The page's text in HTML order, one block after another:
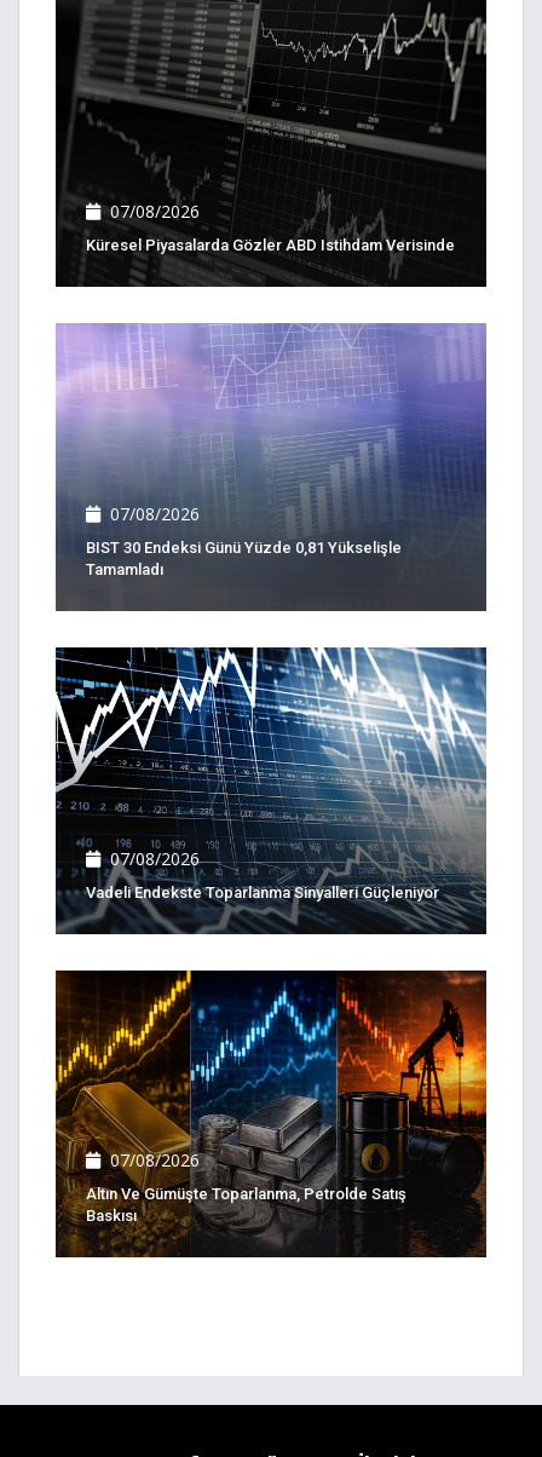
07/08/2026
Küresel Piyasalarda Gözler ABD Istihdam Verisinde
07/08/2026
BIST 30 Endeksi Günü Yüzde 0,81 Yükselişle
Tamamladı
07/08/2026
Vadeli Endekste Toparlanma Sinyalleri Güçleniyor
07/08/2026
Altın Ve Gümüşte Toparlanma, Petrolde Satış
Baskısı